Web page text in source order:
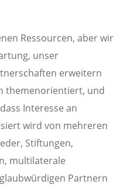
Ressourcen, aber wir
unser
erweitern
themenorientiert, und
Interesse an
wird von mehreren
Stiftungen,
multilaterale
Partnern